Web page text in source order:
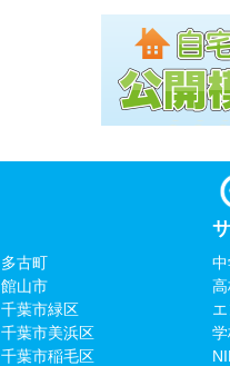
多古町
館山市
千葉市緑区
千葉市美浜区
千葉市稲毛区